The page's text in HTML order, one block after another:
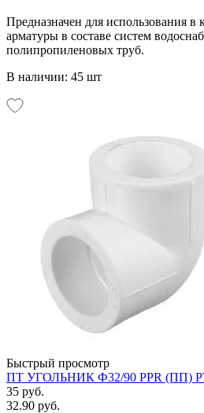
Предназначен для использования в
арматуры в составе систем
полипропиленовых труб.
В наличии: 45 шт
Быстрый просмотр
ПТ УГОЛЬНИК Ф32/90 PPR (ПП)
35 руб.
32.90 руб.